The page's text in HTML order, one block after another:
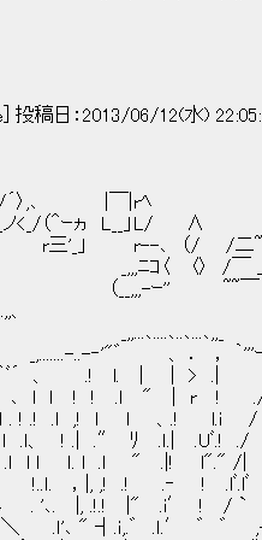
ﾞ´｀｀´ﾞ｀ﾞﾞ´´
投稿日：2013/06/12(水)
|rﾍ
＾ｰヵ L__」L/ ∧ /
､ （/ /二~|/
〈〉 /￣ 」
￣ ャｰ-､フ
`ｰ-､
....､..､...､,,_
． ， ｀'''ｰ､
、 .! l. | | > .|
ｌ ! ! .ｌ " | r ! ./ .、
,! ｌ ｌ 、.! l.i / ｌ /.
ｌ .ｌ、 ! .| .″ ﾘ .ｌ.|
|| .|、! ﾞ .ｌ l ｌ ｌ. l
ｌ, .lヽ !..ｌ. ，|, ,! .!
, ｀'〟 . '､. |, .!.! |" .i′ !
ｌ'､ " ┤.ｉ,.゛ .ｌ.′ ゛ ゛